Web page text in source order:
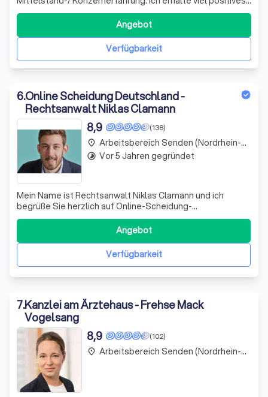
Feedback für meine Empathie, Struktur, Vertraulichkeit &
Verfügbarkeit
Angebot
6.Online Scheidung Deutschland -
Rechtsanwalt Niklas Clamann
(138)
8,9
Mein Name ist Rechtsanwalt Niklas Clamann und ich
begrüße Sie herzlich auf Online-Scheidung-
Deutschland.de Sie haben die Möglichkeit den Auftrag für
Ihre Scheidung online zu erteilen und so möglichst
günstig, schnell und unkompliziert geschieden zu werden.
Meine Kanzlei ist keine anonyme Anwaltsfir
Verfügbarkeit
Angebot
place Arbeitsbereich Senden (Nordrhein-Westfalen)
timelapse Vor 5 Jahren gegründet
7.Kanzlei am Ärztehaus - Frehse Mack
Vogelsang
(102)
8,9
place Arbeitsbereich Senden (Nordrhein-Westfalen)